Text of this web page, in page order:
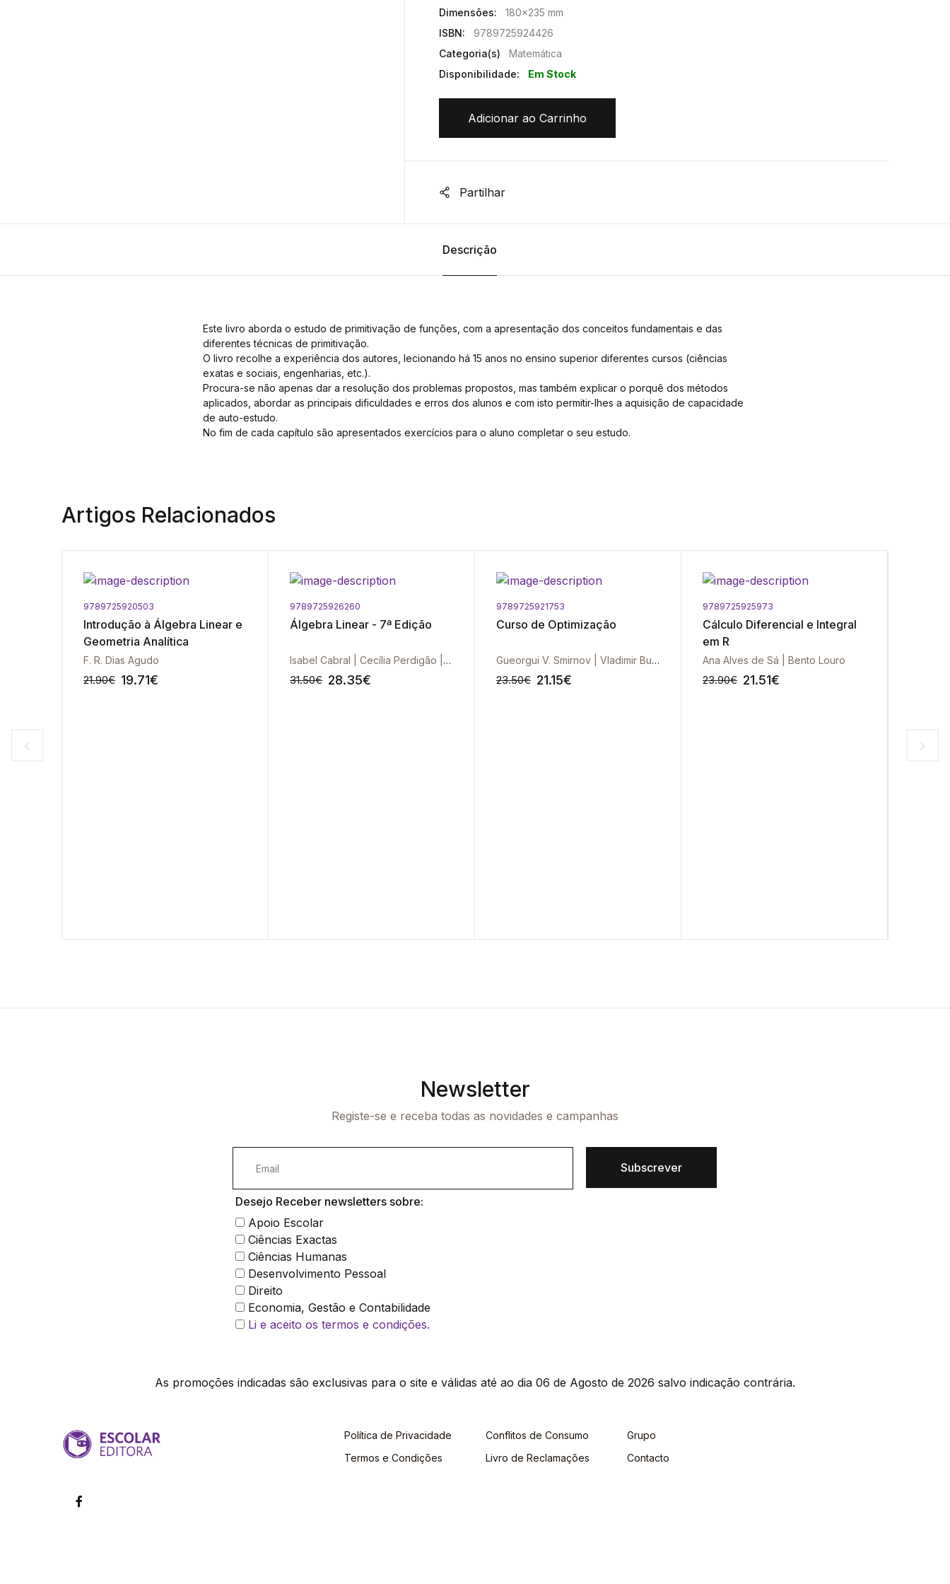
Dimensões:
180x235 mm
ISBN:
9789725924426
Categoria(s)
Matemática
Disponibilidade:
Em Stock
Adicionar ao Carrinho
Partilhar
Descrição
Este livro aborda o estudo de primitivação de funções, com a apresentação dos conceitos fundamentais e das
diferentes técnicas de primitivação.
O livro recolhe a experiência dos autores, lecionando há 15 anos no ensino superior diferentes cursos (ciências
exatas e sociais, engenharias, etc.).
Procura-se não apenas dar a resolução dos problemas propostos, mas também explicar o porquê dos métodos
aplicados, abordar as principais dificuldades e erros dos alunos e com isto permitir-lhes a aquisição de capacidade
de auto-estudo.
No fim de cada capítulo são apresentados exercícios para o aluno completar o seu estudo.
Artigos Relacionados
9789725920503
Introdução à Álgebra Linear e
Geometria Analítica
F. R. Dias Agudo
21.90€ 19.71€
9789725926260
Álgebra Linear - 7ª Edição
Isabel Cabral | Cecília Perdigão | Carlos Saiago
31.50€ 28.35€
9789725921753
Curso de Optimização
Gueorgui V. Smirnov | Vladimir Bushenkov
23.50€ 21.15€
9789725925973
Cálculo Diferencial e Integral
em R
Ana Alves de Sá | Bento Louro
23.90€ 21.51€
Newsletter
Registe-se e receba todas as novidades e campanhas
Subscrever
Desejo Receber newsletters sobre:
Apoio Escolar
Ciências Exactas
Ciências Humanas
Desenvolvimento Pessoal
Direito
Economia, Gestão e Contabilidade
Li e aceito os termos e condições.
As promoções indicadas são exclusivas para o site e válidas até ao dia 06 de Agosto de 2026 salvo indicação contrária.
Política de Privacidade
Termos e Condições
Conflitos de Consumo
Livro de Reclamações
Grupo
Contacto